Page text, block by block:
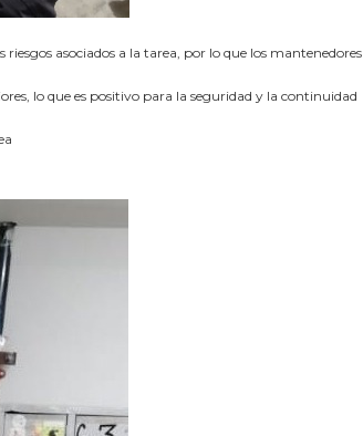
asociados a la tarea, por lo que los mantenedores
lo que es positivo para la seguridad y la continuidad